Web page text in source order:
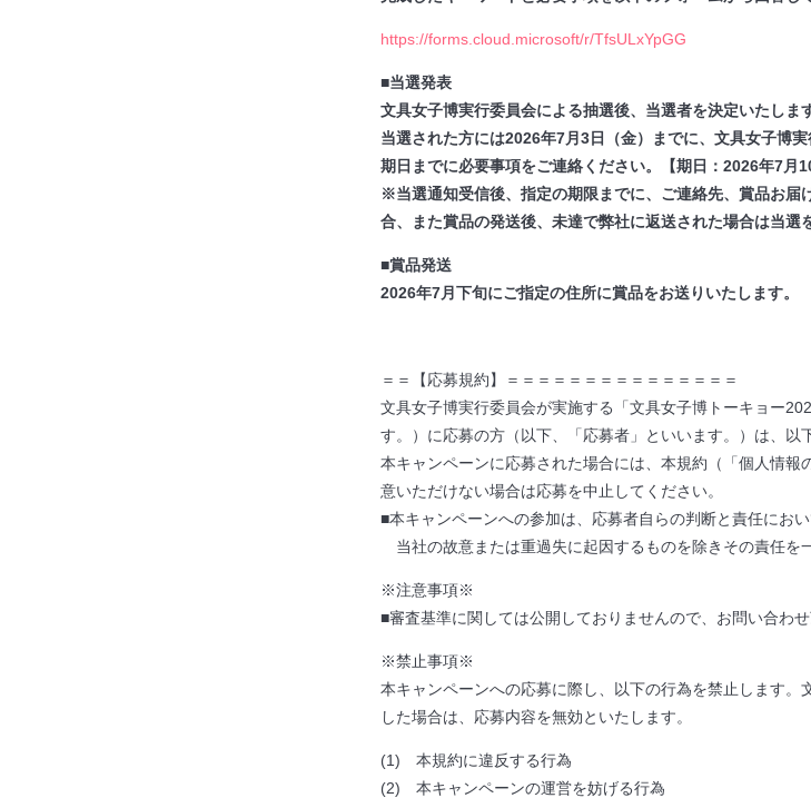
https://forms.cloud.microsoft/r/TfsULxYpGG
■当選発表
文具女子博実行委員会による抽選後、当選者を決定いたします
当選された方には2026年7月3日（金）までに、文具女子博
期日までに必要事項をご連絡ください。【期日：2026年7月
※当選通知受信後、指定の期限までに、ご連絡先、賞品お
合、また賞品の発送後、未達で弊社に返送された場合は当選
■賞品発送
2026年7月下旬にご指定の住所に賞品をお送りいたします。
＝＝【応募規約】＝＝＝＝＝＝＝＝＝＝＝＝＝＝＝
文具女子博実行委員会が実施する「文具女子博トーキョー
す。）に応募の方（以下、「応募者」といいます。）は、以
本キャンペーンに応募された場合には、本規約（「個人情
意いただけない場合は応募を中止してください。
■本キャンペーンへの参加は、応募者自らの判断と責任にお
当社の故意または重過失に起因するものを除きその責任を
※注意事項※
■審査基準に関しては公開しておりませんので、お問い合わ
※禁止事項※
本キャンペーンへの応募に際し、以下の行為を禁止します
した場合は、応募内容を無効といたします。
(1) 本規約に違反する行為
(2) 本キャンペーンの運営を妨げる行為